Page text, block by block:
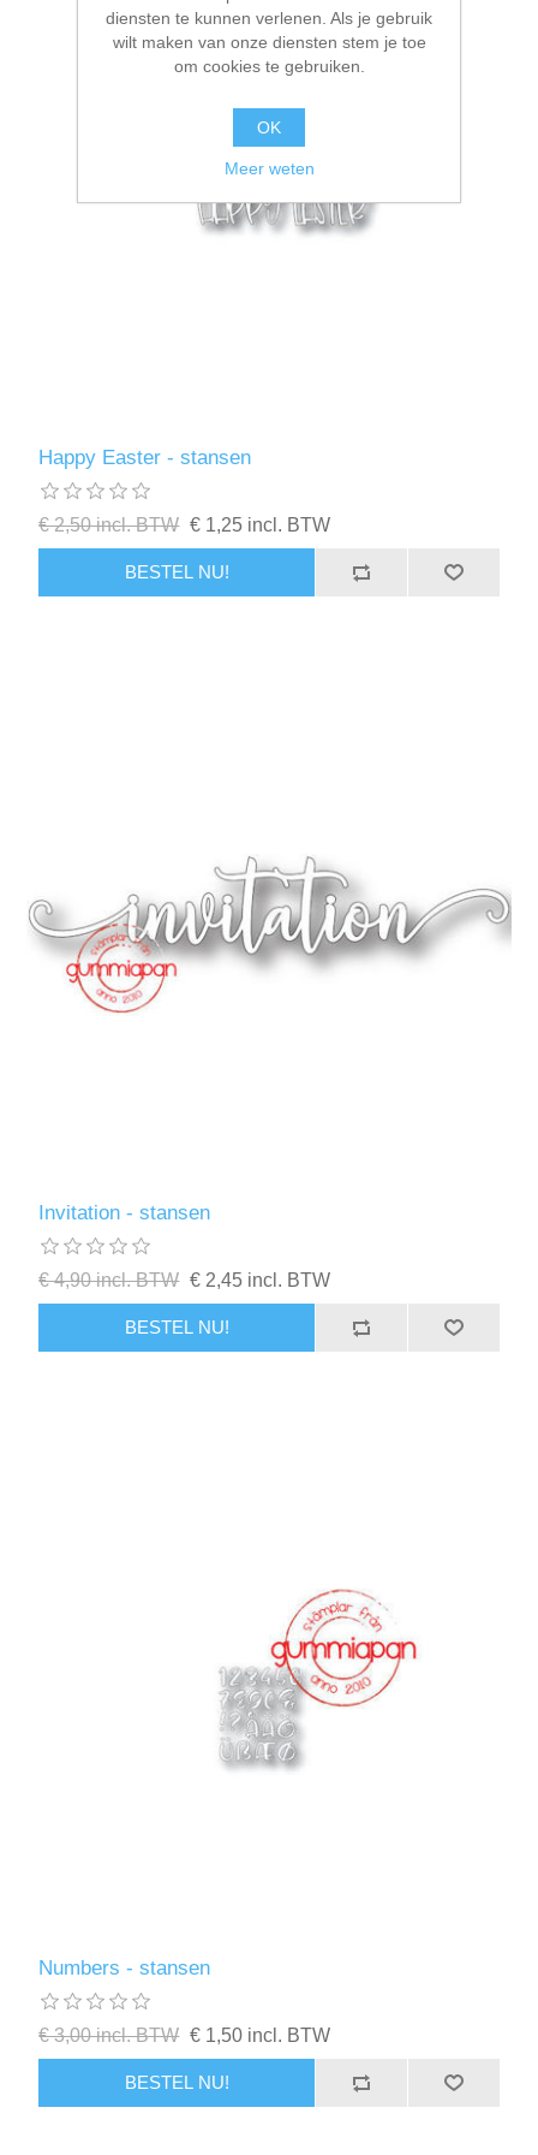
Happy Easter - stansen
€ 2,50 incl. BTW € 1,25 incl. BTW
BESTEL NU!
Invitation - stansen
€ 4,90 incl. BTW € 2,45 incl. BTW
BESTEL NU!
Numbers - stansen
€ 3,00 incl. BTW € 1,50 incl. BTW
BESTEL NU!
diensten te kunnen verlenen. Als je gebruik
wilt maken van onze diensten stem je toe
om cookies te gebruiken.
OK
Meer weten